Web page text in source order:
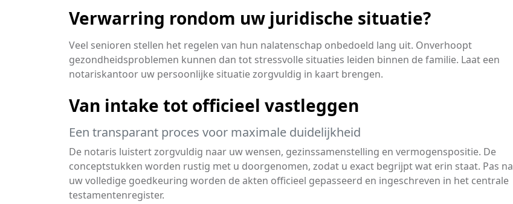
Verwarring rondom uw juridische situatie?
Veel senioren stellen het regelen van hun nalatenschap onbedoeld lang uit. Onverhoopt
gezondheidsproblemen kunnen dan tot stressvolle situaties leiden binnen de familie. Laat een
notariskantoor uw persoonlijke situatie zorgvuldig in kaart brengen.
Van intake tot officieel vastleggen
Een transparant proces voor maximale duidelijkheid
De notaris luistert zorgvuldig naar uw wensen, gezinssamenstelling en vermogenspositie. De
conceptstukken worden rustig met u doorgenomen, zodat u exact begrijpt wat erin staat. Pas na
uw volledige goedkeuring worden de akten officieel gepasseerd en ingeschreven in het centrale
testamentenregister.